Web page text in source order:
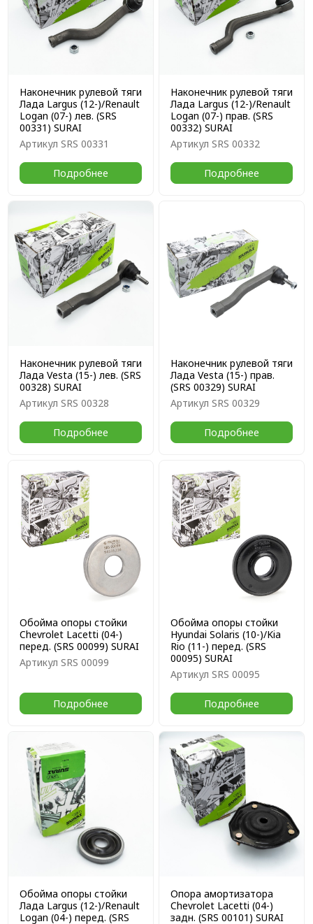
Наконечник рулевой тяги
Лада Largus (12-)/Renault
Logan (07-) лев. (SRS
00331) SURAI
Артикул SRS 00331
Подробнее
Наконечник рулевой тяги
Лада Largus (12-)/Renault
Logan (07-) прав. (SRS
00332) SURAI
Артикул SRS 00332
Подробнее
Наконечник рулевой тяги
Лада Vesta (15-) лев. (SRS
00328) SURAI
Артикул SRS 00328
Подробнее
Наконечник рулевой тяги
Лада Vesta (15-) прав.
(SRS 00329) SURAI
Артикул SRS 00329
Подробнее
Обойма опоры стойки
Chevrolet Lacetti (04-)
перед. (SRS 00099) SURAI
Артикул SRS 00099
Подробнее
Обойма опоры стойки
Hyundai Solaris (10-)/Kia
Rio (11-) перед. (SRS
00095) SURAI
Артикул SRS 00095
Подробнее
Обойма опоры стойки
Лада Largus (12-)/Renault
Logan (04-) перед. (SRS
Опора амортизатора
Chevrolet Lacetti (04-)
задн. (SRS 00101) SURAI